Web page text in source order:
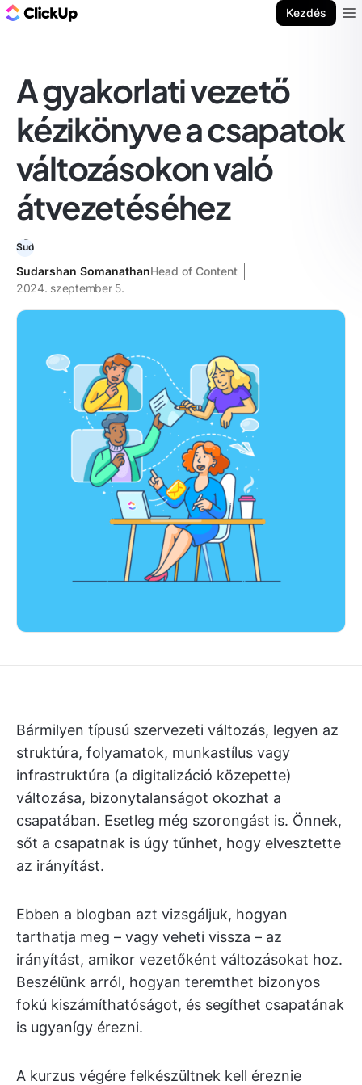
Kezdés
A gyakorlati vezető
kézikönyve a csapatok
változásokon való
átvezetéséhez
Sudarshan SomanathanHead of Content
2024. szeptember 5.
Bármilyen típusú szervezeti változás, legyen az
struktúra, folyamatok, munkastílus vagy
infrastruktúra (a digitalizáció közepette)
változása, bizonytalanságot okozhat a
csapatában. Esetleg még szorongást is. Önnek,
sőt a csapatnak is úgy tűnhet, hogy elvesztette
az irányítást.
Ebben a blogban azt vizsgáljuk, hogyan
tarthatja meg – vagy veheti vissza – az
irányítást, amikor vezetőként változásokat hoz.
Beszélünk arról, hogyan teremthet bizonyos
fokú kiszámíthatóságot, és segíthet csapatának
is ugyanígy érezni.
A kurzus végére felkészültnek kell éreznie